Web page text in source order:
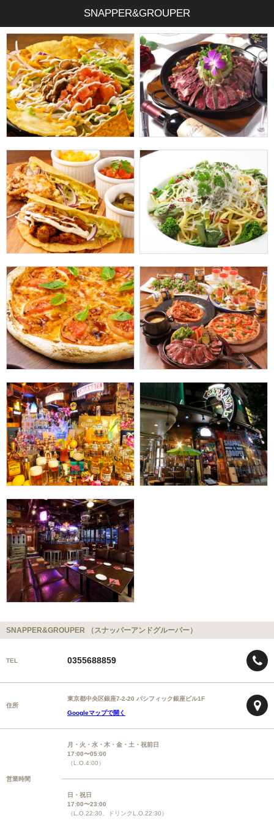
SNAPPER&GROUPER
SNAPPER&GROUPER （スナッパーアンドグルーパー）
TEL 0355688859
住所
東京都中央区銀座7-2-20 パシフィック銀座ビル1F
Googleマップで開く
営業時間
月・火・水・木・金・土・祝前日
17:00〜05:00
（L.O.4:00）
日・祝日
17:00〜23:00
（L.O.22:30、ドリンクL.O.22:30）